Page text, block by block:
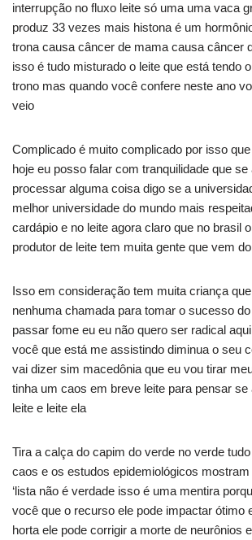
interrupção no fluxo leite só uma uma vaca
produz 33 vezes mais histona é um
trona causa câncer de mama causa câncer
isso é tudo misturado o leite que está tendo
trono mas quando você confere neste ano
veio
Complicado é muito complicado por isso
hoje eu posso falar com tranquilidade que
processar alguma coisa digo se a
melhor universidade do mundo mais
cardápio e no leite agora claro que no brasil
produtor de leite tem muita gente que vem
Isso em consideração tem muita criança
nenhuma chamada para tomar o sucesso
passar fome eu eu não quero ser radical
você que está me assistindo diminua o seu
vai dizer sim macedônia que eu vou tirar
tinha um caos em breve leite para pensar se
leite e leite ela
Tira a calça do capim do verde no verde
caos e os estudos epidemiológicos
‘lista não é verdade isso é uma mentira
você que o recurso ele pode impactar ótimo
horta ele pode corrigir a morte de neurônios